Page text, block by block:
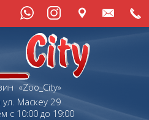
«Zoo_City»
ул. Маскеу29
с 10:00 до 19:00